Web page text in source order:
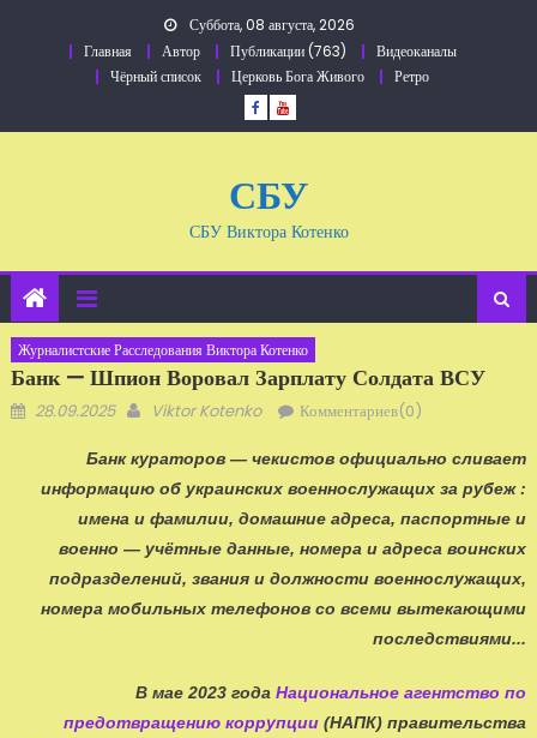
Суббота, 08 августа, 2026
Главная
Автор Публикации (763)
Видеоканалы
Чёрный список
Церковь Бога Живого Ретро
СБУ
СБУ Виктора Котенко
Журналистские Расследования Виктора Котенко
Банк — Шпион Воровал Зарплату Солдата ВСУ
Добавлено
28.09.2025 Автор
Viktor Kotenko Комментариев(0)
Банк кураторов — чекистов официально сливает
информацию об украинских военнослужащих за рубеж :
имена и фамилии, домашние адреса, паспортные и
военно — учётные данные, номера и адреса воинских
подразделений, звания и должности военнослужащих,
номера мобильных телефонов со всеми вытекающими
последствиями...
В мае 2023 годаНациональное агентство по
предотвращению коррупции (НАПК) правительства